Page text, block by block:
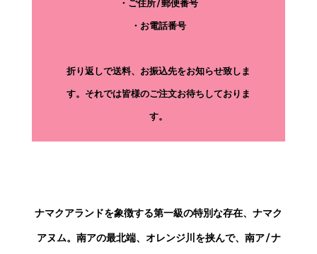
・ご住所/郵便番号
・お電話番号
折り返しで送料、お振込先をお知らせ致しま
す。それでは皆様のご注文お待ちしておりま
す。
ナマクアランドを象徴する第一級の特別な存在、ナマク
アヌム。南アの最北端、オレンジ川を挟んで、南ア/ナ